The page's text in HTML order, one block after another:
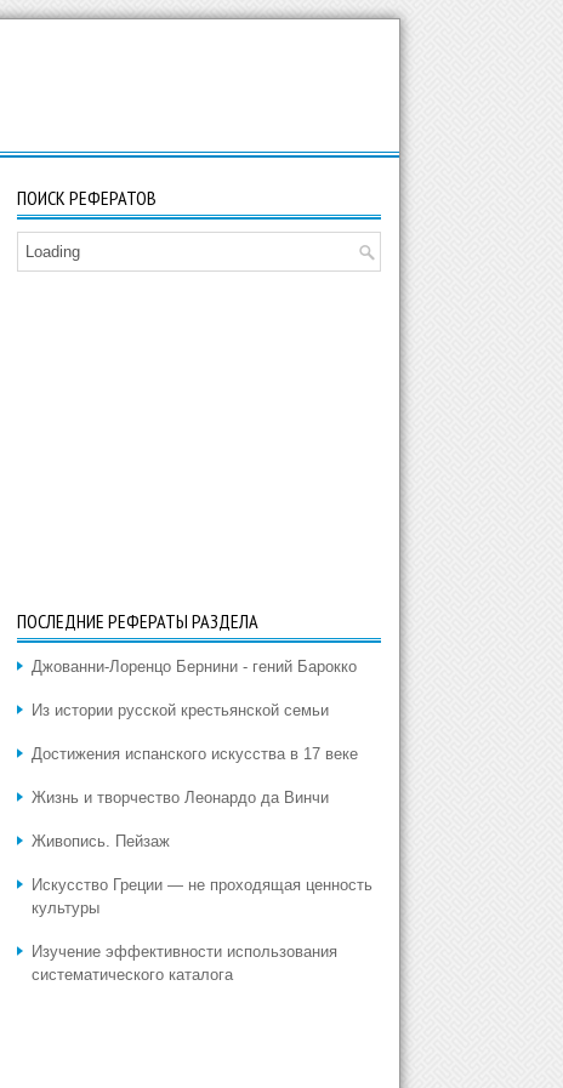
ПОИСК РЕФЕРАТОВ
Loading
ПОСЛЕДНИЕ РЕФЕРАТЫ РАЗДЕЛА
Джованни-Лоренцо Бернини - гений Барокко
Из истории русской крестьянской семьи
Достижения испанского искусства в 17 веке
Жизнь и творчество Леонардо да Винчи
Живопись. Пейзаж
Искусство Греции — не проходящая ценность
культуры
Изучение эффективности использования
систематического каталога